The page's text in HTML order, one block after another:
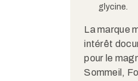
glycine.
La marque
intérêt
pour le
Sommeil,